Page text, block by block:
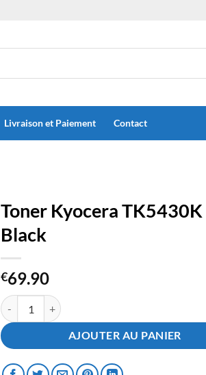
Livraison et Paiement Contact
Toner Kyocera TK5430K
Black
€69.90
quantité de Toner Kyocera TK5430K Black
AJOUTER AU PANIER